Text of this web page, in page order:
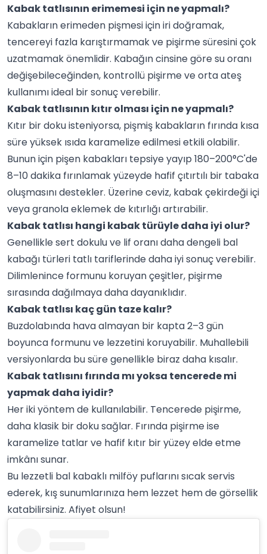
Kabak tatlısının erimemesi için ne yapmalı?
Kabakların erimeden pişmesi için iri doğramak,
tencereyi fazla karıştırmamak ve pişirme süresini çok
uzatmamak önemlidir. Kabağın cinsine göre su oranı
değişebileceğinden, kontrollü pişirme ve orta ateş
kullanımı ideal bir sonuç verebilir.
Kabak tatlısının kıtır olması için ne yapmalı?
Kıtır bir doku isteniyorsa, pişmiş kabakların fırında kısa
süre yüksek ısıda karamelize edilmesi etkili olabilir.
Bunun için pişen kabakları tepsiye yayıp 180–200°C'de
8–10 dakika fırınlamak yüzeyde hafif çıtırtılı bir tabaka
oluşmasını destekler. Üzerine ceviz, kabak çekirdeği içi
veya granola eklemek de kıtırlığı artırabilir.
Kabak tatlısı hangi kabak türüyle daha iyi olur?
Genellikle sert dokulu ve lif oranı daha dengeli bal
kabağı türleri tatlı tariflerinde daha iyi sonuç verebilir.
Dilimlenince formunu koruyan çeşitler, pişirme
sırasında dağılmaya daha dayanıklıdır.
Kabak tatlısı kaç gün taze kalır?
Buzdolabında hava almayan bir kapta 2–3 gün
boyunca formunu ve lezzetini koruyabilir. Muhallebili
versiyonlarda bu süre genellikle biraz daha kısalır.
Kabak tatlısını fırında mı yoksa tencerede mi
yapmak daha iyidir?
Her iki yöntem de kullanılabilir. Tencerede pişirme,
daha klasik bir doku sağlar. Fırında pişirme ise
karamelize tatlar ve hafif kıtır bir yüzey elde etme
imkânı sunar.
Bu lezzetli bal kabaklı milföy puflarını sıcak servis
ederek, kış sunumlarınıza hem lezzet hem de görsellik
katabilirsiniz. Afiyet olsun!